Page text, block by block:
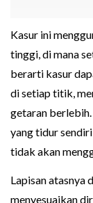
Kasur ini
tinggi, di mana
berarti kasur
di setiap titik,
getaran
yang tidur
tidak akan
Lapisan atasnya
menyesuaikan